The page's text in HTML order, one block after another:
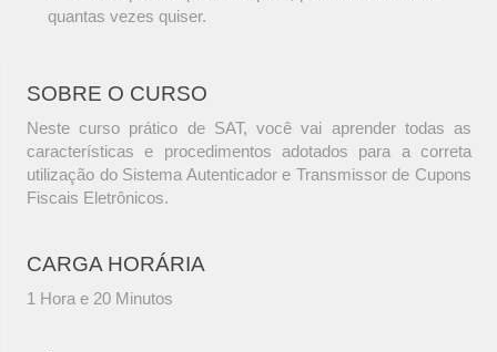
quantas vezes quiser.
SOBRE O CURSO
Neste curso prático de SAT, você vai aprender todas as
características e procedimentos adotados para a correta
utilização do Sistema Autenticador e Transmissor de Cupons
Fiscais Eletrônicos.
CARGA HORÁRIA
1 Hora e 20 Minutos